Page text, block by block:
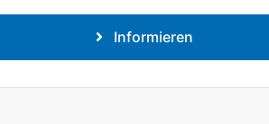
Informieren